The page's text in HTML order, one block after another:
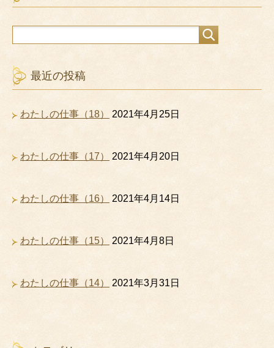
最近の投稿
わたしの仕事（18） 2021年4月25日
わたしの仕事（17） 2021年4月20日
わたしの仕事（16） 2021年4月14日
わたしの仕事（15） 2021年4月8日
わたしの仕事（14） 2021年3月31日